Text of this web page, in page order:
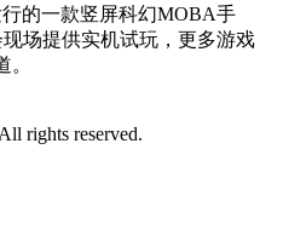
的一款竖屏科幻MOBA手
场提供实机试玩，更多游戏
rights reserved.